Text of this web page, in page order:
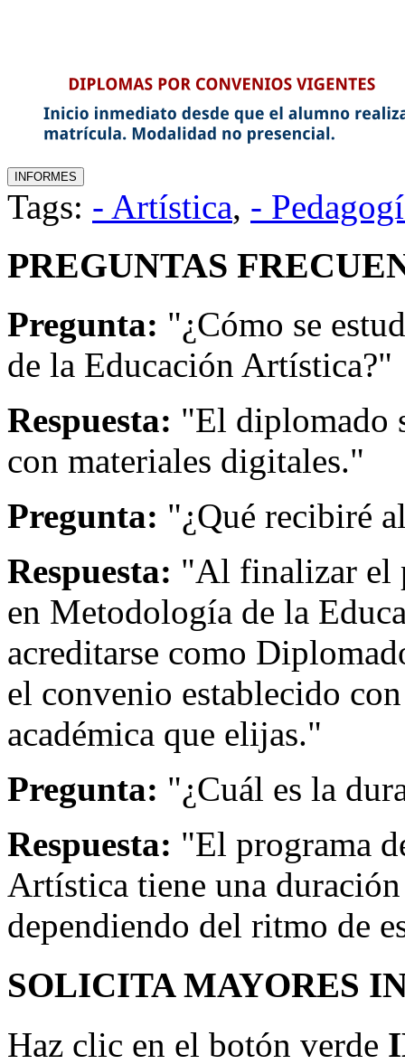
Tags: - Artística, -
PREGUNTAS
Pregunta: "¿Cómo se
de la Educación Artística?"
Respuesta: "El diplomado
con materiales digitales."
Pregunta: "¿Qué recibiré
Respuesta: "Al finalizar el
en Metodología de la
acreditarse como
el convenio establecido
académica que elijas."
Pregunta: "¿Cuál es la
Respuesta: "El programa
Artística tiene una
dependiendo del ritmo de
SOLICITA MAYORES
Haz clic en el botón verde